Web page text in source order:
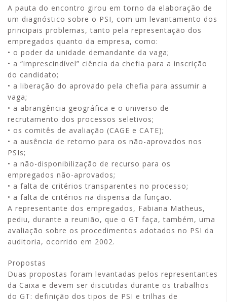
A pauta do encontro girou em torno da elaboração de
um diagnóstico sobre o PSI, com um levantamento dos
principais problemas, tanto pela representação dos
empregados quanto da empresa, como:
• o poder da unidade demandante da vaga;
• a “imprescindível” ciência da chefia para a inscrição
do candidato;
• a liberação do aprovado pela chefia para assumir a
vaga;
• a abrangência geográfica e o universo de
recrutamento dos processos seletivos;
• os comitês de avaliação (CAGE e CATE);
• a ausência de retorno para os não-aprovados nos
PSIs;
• a não-disponibilização de recurso para os
empregados não-aprovados;
• a falta de critérios transparentes no processo;
• a falta de critérios na dispensa da função.
A representante dos empregados, Fabiana Matheus,
pediu, durante a reunião, que o GT faça, também, uma
avaliação sobre os procedimentos adotados no PSI da
auditoria, ocorrido em 2002.
Propostas
Duas propostas foram levantadas pelos representantes
da Caixa e devem ser discutidas durante os trabalhos
do GT: definição dos tipos de PSI e trilhas de